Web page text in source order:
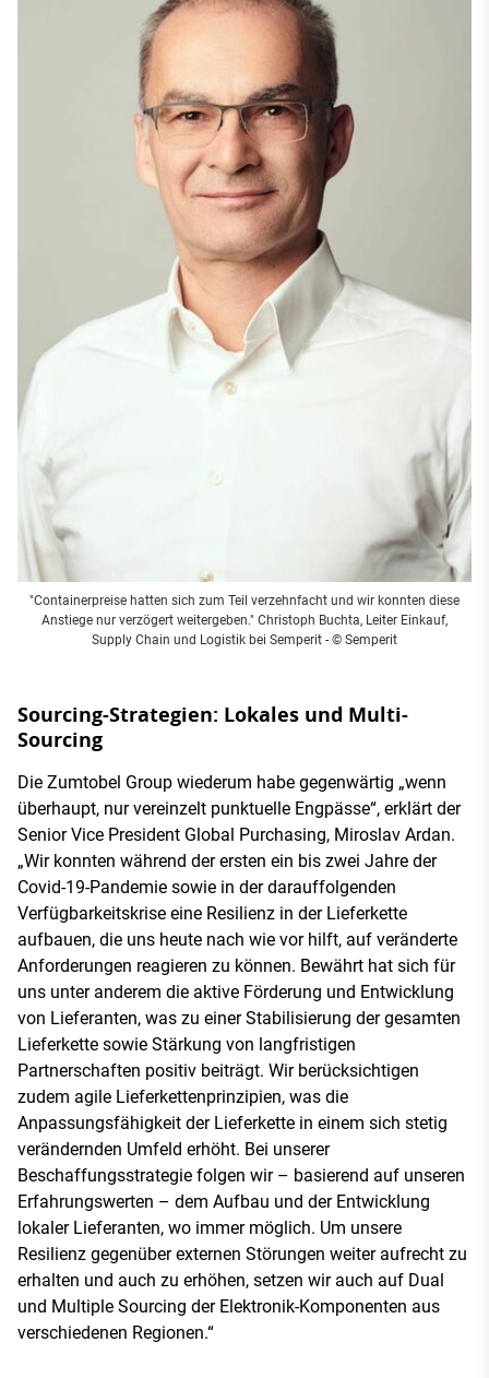
"Containerpreise hatten sich zum Teil verzehnfacht und wir konnten diese
Anstiege nur verzögert weitergeben." Christoph Buchta, Leiter Einkauf,
Supply Chain und Logistik bei Semperit - © Semperit
Sourcing-Strategien: Lokales und Multi-
Sourcing
Die Zumtobel Group wiederum habe gegenwärtig „wenn
überhaupt, nur vereinzelt punktuelle Engpässe“, erklärt der
Senior Vice President Global Purchasing, Miroslav Ardan.
„Wir konnten während der ersten ein bis zwei Jahre der
Covid-19-Pandemie sowie in der darauffolgenden
Verfügbarkeitskrise eine Resilienz in der Lieferkette
aufbauen, die uns heute nach wie vor hilft, auf veränderte
Anforderungen reagieren zu können. Bewährt hat sich für
uns unter anderem die aktive Förderung und Entwicklung
von Lieferanten, was zu einer Stabilisierung der gesamten
Lieferkette sowie Stärkung von langfristigen
Partnerschaften positiv beiträgt. Wir berücksichtigen
zudem agile Lieferkettenprinzipien, was die
Anpassungsfähigkeit der Lieferkette in einem sich stetig
verändernden Umfeld erhöht. Bei unserer
Beschaffungsstrategie folgen wir – basierend auf unseren
Erfahrungswerten – dem Aufbau und der Entwicklung
lokaler Lieferanten, wo immer möglich. Um unsere
Resilienz gegenüber externen Störungen weiter aufrecht zu
erhalten und auch zu erhöhen, setzen wir auch auf Dual
und Multiple Sourcing der Elektronik-Komponenten aus
verschiedenen Regionen.“